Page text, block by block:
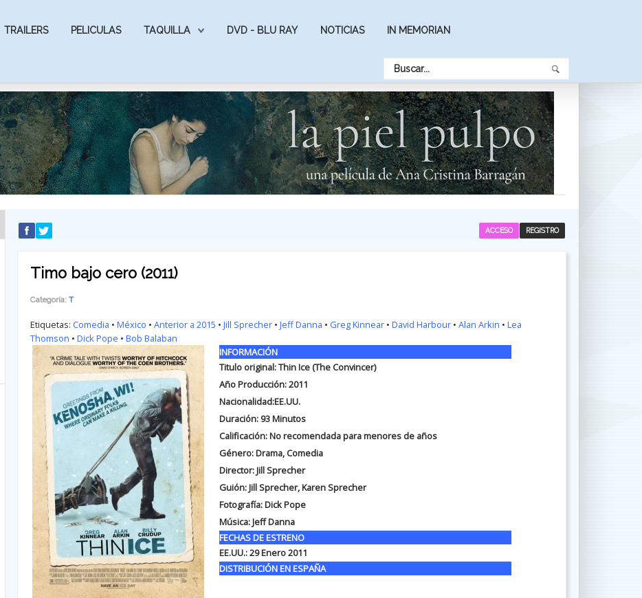
TRAILERS PELICULAS TAQUILLA DVD - BLU RAY NOTICIAS IN MEMORIAN
REGISTRO
ACCESO
Timo bajo cero (2011)
Categoría: T
Etiquetas: Comedia • México • Anterior a 2015 • Jill Sprecher• Jeff Danna • Greg Kinnear• David Harbour• Alan Arkin • Lea
Thomson • Dick Pope • Bob Balaban
INFORMACIÓN
Titulo original:Thin Ice (The Convincer)
Año Producción: 2011
Nacionalidad:EE.UU.
Duración: 93 Minutos
Calificación: No recomendada para menores de años
Género: Drama, Comedia
Director: Jill Sprecher
Guión:Jill Sprecher, Karen Sprecher
Fotografía:Dick Pope
Música: Jeff Danna
FECHAS DE ESTRENO
EE.UU.: 29 Enero 2011
DISTRIBUCIÓN EN ESPAÑA